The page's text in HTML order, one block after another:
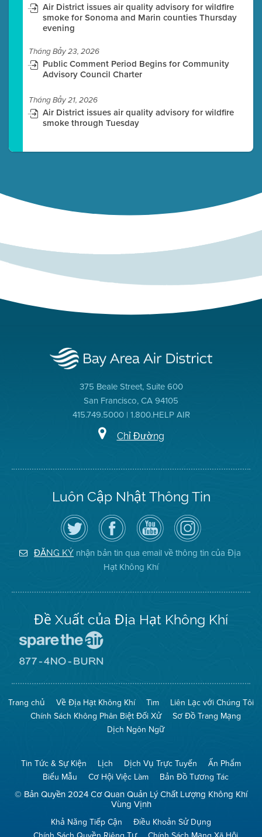
Air District issues air quality advisory for wildfire
smoke for Sonoma and Marin counties Thursday
evening
Tháng Bảy 23, 2026
Public Comment Period Begins for Community
Advisory Council Charter
Tháng Bảy 21, 2026
Air District issues air quality advisory for wildfire
smoke through Tuesday
375 Beale Street, Suite 600
San Francisco, CA 94105
415.749.5000 | 1.800.HELP AIR
Chỉ Đường
Luôn Cập Nhật Thông Tin
Hãy
theo
dõi
Địa
Hạt
Không
Truy
cập
Trang
Facebook
của
Địa
Hạt
Kênh
YouTube
của
Địa
Hạt
Không
Khí
Air
District
on
Instagram
ĐĂNG KÝ nhận bản tin qua email về thông tin của Địa
Hạt Không Khí
Đề Xuất của Địa Hạt Không Khí
The
(Bảo
Toàn
Không
Khí)
Mạng
No
Burn
(Không
Đốt)
Trang chủ Về Địa Hạt Không Khí Tìm
Liên Lạc với Chúng Tôi
Chính Sách Không Phân Biệt Đối Xử
Sơ Đồ Trang Mạng
Dịch Ngôn Ngữ
Tin Tức & Sự Kiện Lịch Dịch Vụ Trực Tuyến
Ấn Phẩm
Biểu Mẫu
Cơ Hội Việc Làm Bản Đồ Tương Tác
© Bản Quyền 2024 Cơ Quan Quản Lý Chất Lượng Không Khí
Vùng Vịnh
Khả Năng Tiếp Cận
Điều Khoản Sử Dụng